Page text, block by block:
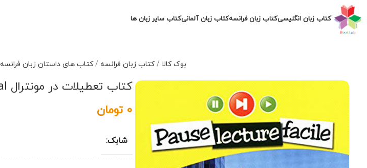
کتاب زبان انگلیسیکتاب زبان فرانسهکتاب زبان آلمانیکتاب سایر زبان ها
بوک کالا /کتاب زبان فرانسه /کتاب های داستان زبان فرانسه
کتاب تعطیلات در مونترال vacances a montreal
0 تومان
شابک: